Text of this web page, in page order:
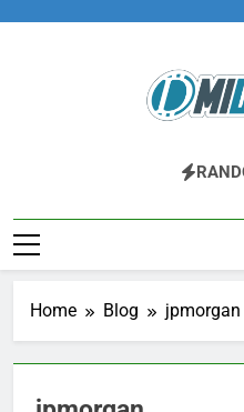
Fintech,
Home Blog jpmorgan